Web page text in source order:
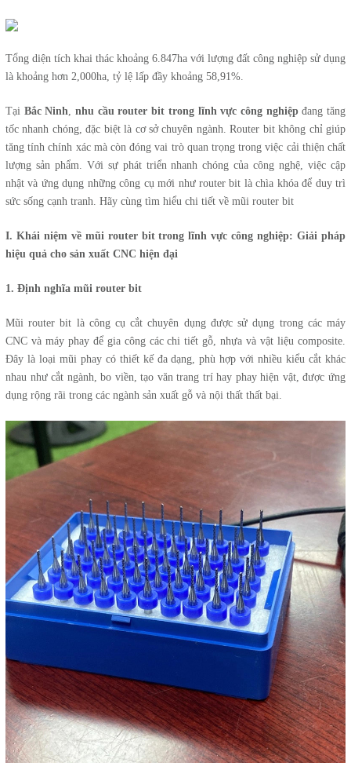
Tổng diện tích khai thác khoảng 6.847ha với lượng đất công nghiệp sử dụng
là khoảng hơn 2,000ha, tỷ lệ lấp đầy khoảng 58,91%.
Tại Bắc Ninh,nhu cầu router bit trong lĩnh vực công nghiệpđang tăng
tốc nhanh chóng, đặc biệt là cơ sở chuyên ngành. Router bit không chỉ giúp
tăng tính chính xác mà còn đóng vai trò quan trọng trong việc cải thiện chất
lượng sản phẩm. Với sự phát triển nhanh chóng của công nghệ, việc cập
nhật và ứng dụng những công cụ mới như router bit là chìa khóa để duy trì
sức sống cạnh tranh. Hãy cùng tìm hiểu chi tiết về mũi router bit
I. Khái niệm về mũi router bit trong lĩnh vực công nghiệp: Giải pháp
hiệu quả cho sản xuất CNC hiện đại
1. Định nghĩa mũi router bit
Mũi router bit là công cụ cắt chuyên dụng được sử dụng trong các máy
CNC và máy phay để gia công các chi tiết gỗ, nhựa và vật liệu composite.
Đây là loại mũi phay có thiết kế đa dạng, phù hợp với nhiều kiểu cắt khác
nhau như cắt ngành, bo viền, tạo văn trang trí hay phay hiện vật, được ứng
dụng rộng rãi trong các ngành sản xuất gỗ và nội thất thất bại.